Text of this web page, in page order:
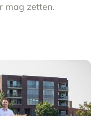
mag zetten.